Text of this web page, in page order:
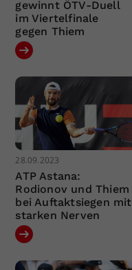
gewinnt ÖTV-Duell
im Viertelfinale
gegen Thiem
28.09.2023
ATP Astana:
Rodionov und Thiem
bei Auftaktsiegen mit
starken Nerven